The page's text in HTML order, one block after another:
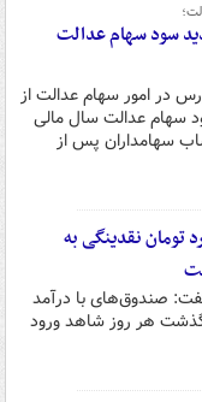
سود سهام عدالت
در امور سهام عدالت از
سهام عدالت سال مالی
سهامداران پس از
و ۱۹۵ میلیارد تومان نقدینگی به
صندوق‌های با درآمد
هر روز شاهد ورود